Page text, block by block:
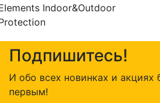
Indoor&Outdoor
Подпишитесь!
И обо всех новинках и акциях
первым!